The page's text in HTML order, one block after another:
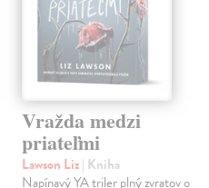
Vražda medzi
priateľmi
Lawson Liz| Kniha
Napínavý YA triler plný zvratov o